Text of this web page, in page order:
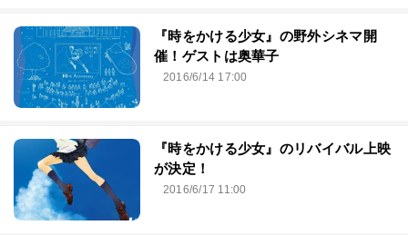
『時をかける少女』の野外シネマ開
催！ゲストは奥華子
2016/6/14 17:00
『時をかける少女』のリバイバル上映
が決定！
2016/6/17 11:00